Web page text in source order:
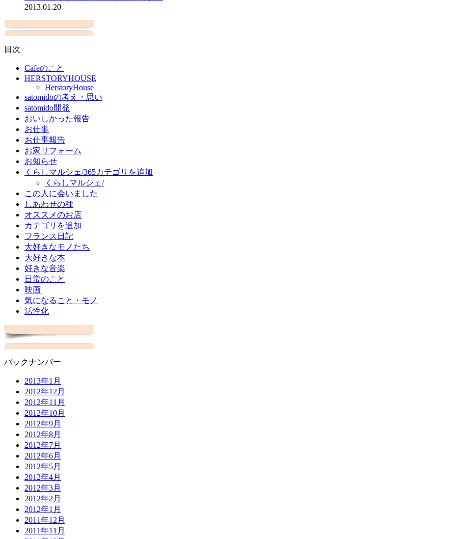
2013.01.20
目次
Cafeのこと
HERSTORYHOUSE
HerstoryHouse
satomidoの考え・思い
satomido開発
おいしかった報告
お仕事
お仕事報告
お家リフォーム
お知らせ
くらしマルシェ/365カテゴリを追加
くらしマルシェ/
この人に会いました
しあわせの種
オススメのお店
カテゴリを追加
フランス日記
大好きなモノたち
大好きな本
好きな音楽
日常のこと
映画
気になること・モノ
活性化
バックナンバー
2013年1月
2012年12月
2012年11月
2012年10月
2012年9月
2012年8月
2012年7月
2012年6月
2012年5月
2012年4月
2012年3月
2012年2月
2012年1月
2011年12月
2011年11月